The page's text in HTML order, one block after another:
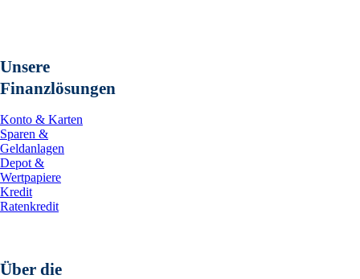
Unsere
Finanzlösungen
Konto & Karten
Sparen &
Geldanlagen
Depot &
Wertpapiere
Kredit
Ratenkredit
Über die